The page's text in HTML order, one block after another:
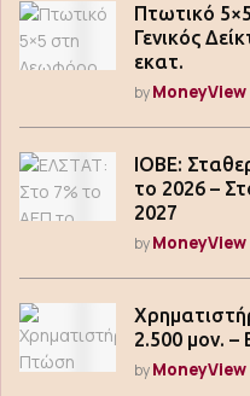
Πτωτικό
Γενικός
εκατ.
by
ΙΟΒΕ:
το 2026 –
2027
by
2.500 μον. –
by